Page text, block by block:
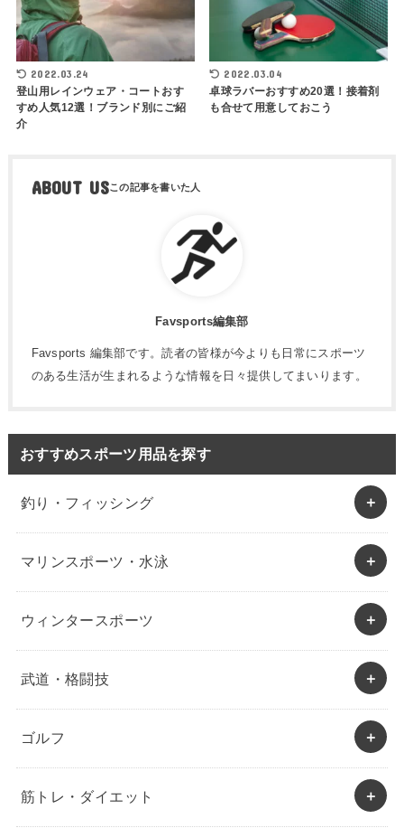
2022.03.24
登山用レインウェア・コートおす
すめ人気12選！ブランド別にご紹
介
2022.03.04
卓球ラバーおすすめ20選！接着剤
も合せて用意しておこう
ABOUT US
Favsports編集部
Favsports 編集部です。読者の皆様が今よりも日常にスポーツ
のある生活が生まれるような情報を日々提供してまいります。
おすすめスポーツ用品を探す
釣り・フィッシング
マリンスポーツ・水泳
ウィンタースポーツ
武道・格闘技
ゴルフ
筋トレ・ダイエット